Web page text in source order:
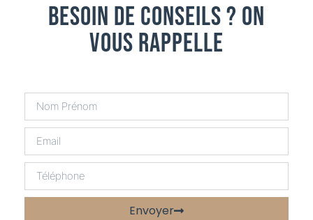
Besoin De Conseils ? On
Vous Rappelle
Envoyer